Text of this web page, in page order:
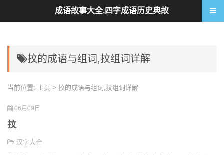
抆的成语与组词,抆组词详解
当前位置: 主页 > 抆的成语与组词,抆组词详解
06月09日
抆
汉字大全
成语故事大全,四字成语历史典故